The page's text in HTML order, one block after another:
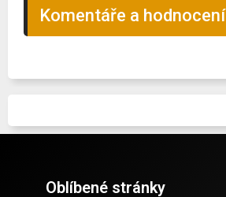
Komentáře a hodnocení
Oblíbené stránky